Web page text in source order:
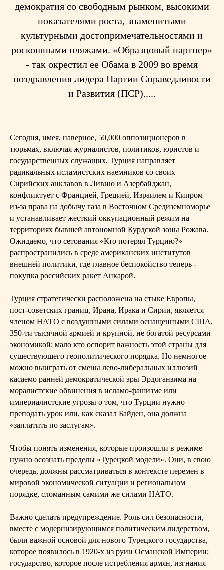
демократия со свободным рынком, высокими
показателями роста, знаменитыми
культурными достопримечательностями и
роскошными пляжами. «Образцовый партнер»
- так окрестил ее Обама в 2009 во время
поздравления лидера Партии Справедливости
и Развития (ПСР).....
Сегодня, имея, наверное, 50,000 оппозиционеров в
тюрьмах, включая журналистов, политиков, юристов и
государственных служащих, Турция направляет
радикальных исламистских наемников со своих
Сирийских анклавов в Ливию и Азербайджан,
конфликтует с Францией, Грецией, Израилем и Кипром
из-за права на добычу газа в Восточном Средиземноморье
и устанавливает жесткий оккупационный режим на
территориях бывшей автономной Курдской зоны Рожава.
Ожидаемо, что сетования «Кто потерял Турцию?»
распространились в среде американских институтов
внешней политики, где главное беспокойство теперь -
покупка российских ракет Анкарой.
Турция стратегически расположена на стыке Европы,
пост-советских границ, Ирана, Ирака и Сирии, является
членом НАТО с воздушными силами оснащенными США,
350-ти тысячной армией и крупной, не богатой ресурсами
экономикой: мало кто оспорит важность этой страны для
существующего геополитического порядка. Но немногое
можно выиграть от смены лево-либеральных иллюзий
касаемо ранней демократической эры Эрдоганзима на
моралистские обвинения в исламо-фашизме или
империалистские угрозы о том, что Турции нужно
преподать урок или, как сказал Байден, она должна
«заплатить по заслугам».
Чтобы понять изменения, которые произошли в режиме
нужно осознать пределы «Турецкой модели». Они, в свою
очередь, должны рассматриваться в контексте перемен в
мировой экономической ситуации и региональном
порядке, сломанным самими же силами НАТО.
Важно сделать предупреждение. Роль сил безопасности,
вместе с модернизирующимся политическим лидерством,
были важной основой для нового Турецкого государства,
которое появилось в 1920-х из руин Османской Империи;
государство, которое после истребления армян, изгнания